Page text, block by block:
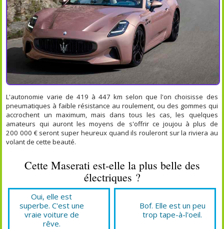
L'autonomie varie de 419 à 447 km selon que l'on choisisse des
pneumatiques à faible résistance au roulement, ou des gommes qui
accrochent un maximum, mais dans tous les cas, les quelques
amateurs qui auront les moyens de s'offrir ce joujou à plus de
200 000 € seront super heureux quand ils rouleront sur la riviera au
volant de cette beauté.
Cette Maserati est-elle la plus belle des
électriques ?
Oui, elle est
superbe. C'est une
vraie voiture de
rêve.
Bof. Elle est un peu
trop tape-à-l'oeil.